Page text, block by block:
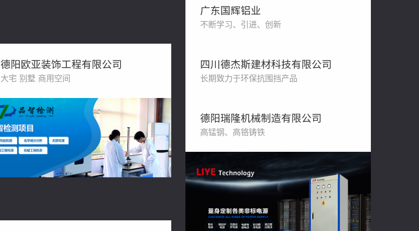
广东国辉铝业
不断学习、引进、创新
德阳欧亚装饰工程有限公司
大宅 别墅 商用空间
四川德杰斯建材科技有限公司
长期致力于环保抗围挡产品
德阳瑞隆机械制造有限公司
高锰钢、高铬铸铁